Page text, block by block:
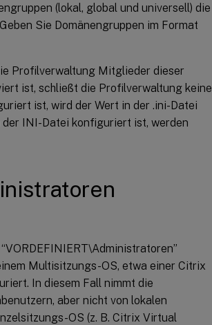
(lokal, global und universell) die
Sie Domänengruppen im Format
Profilverwaltung Mitglieder dieser
ist, schließt die Profilverwaltung keine
ist, wird der Wert in der .ini-Datei
der INI-Datei konfiguriert ist, werden
Multisitzungs-OS, etwa einer Citrix
In diesem Fall nimmt die
aber nicht von lokalen
OS (z. B. Citrix Virtual